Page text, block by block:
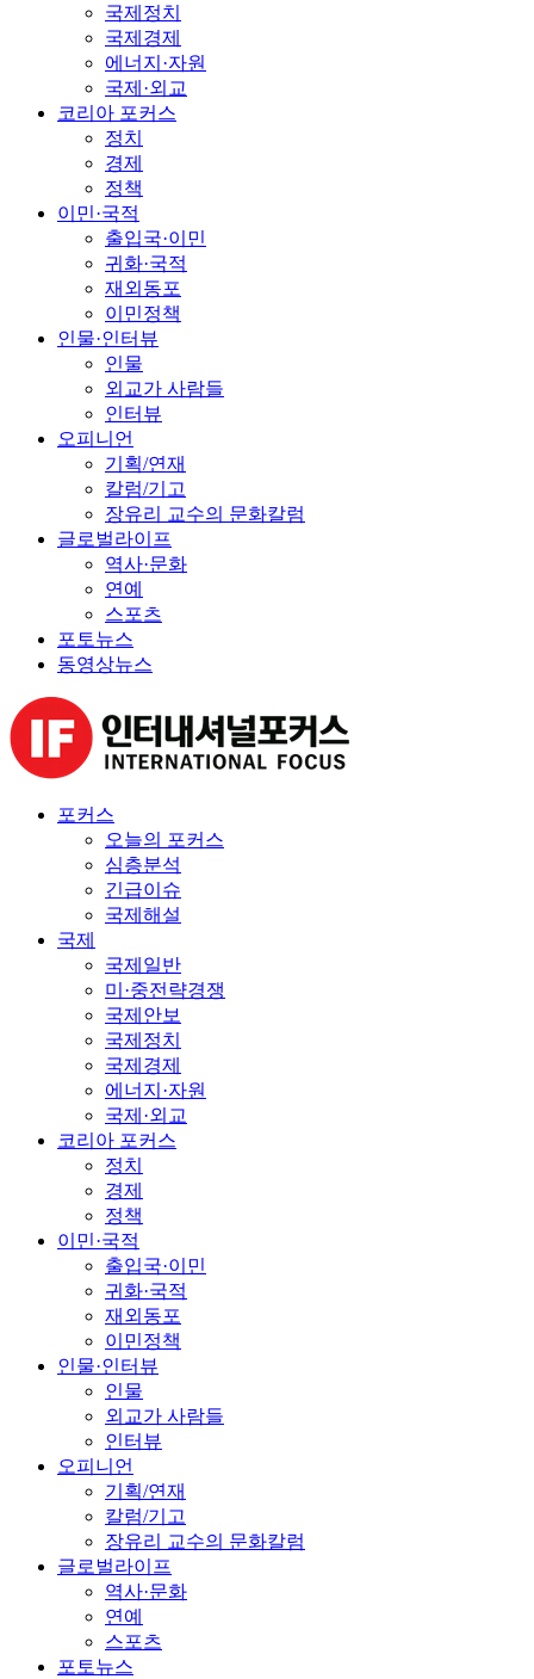
국제정치
국제경제
에너지·자원
국제·외교
코리아 포커스
정치
경제
정책
이민·국적
출입국·이민
귀화·국적
재외동포
이민정책
인물·인터뷰
인물
외교가 사람들
인터뷰
오피니언
기획/연재
칼럼/기고
장유리 교수의 문화칼럼
글로벌라이프
역사·문화
연예
스포츠
포토뉴스
동영상뉴스
포커스
오늘의 포커스
심층분석
긴급이슈
국제해설
국제
국제일반
미·중전략경쟁
국제안보
국제정치
국제경제
에너지·자원
국제·외교
코리아 포커스
정치
경제
정책
이민·국적
출입국·이민
귀화·국적
재외동포
이민정책
인물·인터뷰
인물
외교가 사람들
인터뷰
오피니언
기획/연재
칼럼/기고
장유리 교수의 문화칼럼
글로벌라이프
역사·문화
연예
스포츠
포토뉴스